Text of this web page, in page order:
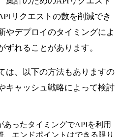
リクエストの数を削減でき
やデプロイのタイミングによ
ずれることがあります。
は、以下の方法もありますの
キャッシュ戦略によって検討
あったタイミングでAPIを利用
、エンドポイントはできる限り